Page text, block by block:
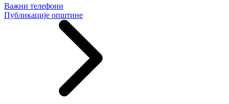
Важни телефони
Публикације општине